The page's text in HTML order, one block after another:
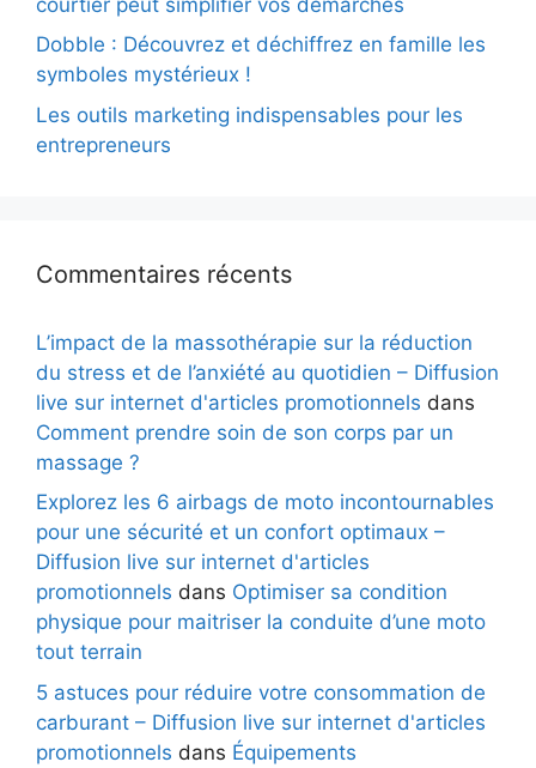
Dobble : Découvrez et déchiffrez en famille les
symboles mystérieux !
Les outils marketing indispensables pour les
entrepreneurs
Commentaires récents
L’impact de la massothérapie sur la réduction
du stress et de l’anxiété au quotidien – Diffusion
live sur internet d'articles promotionnels dans
Comment prendre soin de son corps par un
massage ?
Explorez les 6 airbags de moto incontournables
pour une sécurité et un confort optimaux –
Diffusion live sur internet d'articles
promotionnels dans Optimiser sa condition
physique pour maitriser la conduite d’une moto
tout terrain
5 astuces pour réduire votre consommation de
carburant – Diffusion live sur internet d'articles
promotionnels dans Équipements